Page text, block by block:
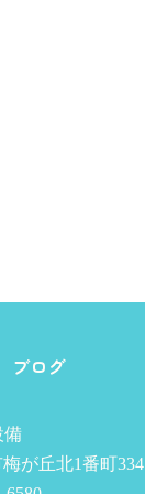
ブログ
備
が丘北1番町334